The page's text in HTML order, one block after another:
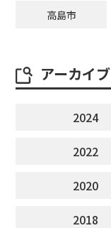
高島市
アーカイブ
2024
2022
2020
2018